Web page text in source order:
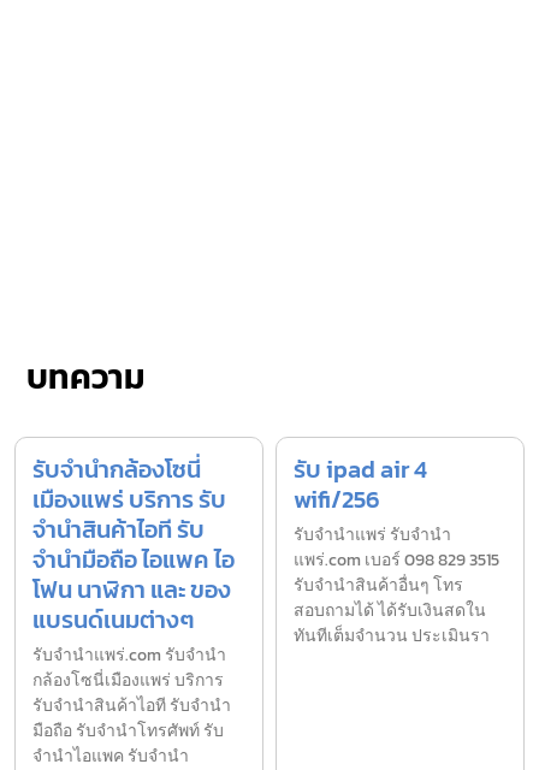
บทความ
รับจำนำกล้องโซนี่
เมืองแพร่ บริการ รับ
จำนำสินค้าไอที รับ
จำนำมือถือ ไอแพค ไอ
โฟน นาฬิกา และ ของ
แบรนด์เนมต่างๆ
รับจํานําแพร่.com รับจำนำ
กล้องโซนี่เมืองแพร่ บริการ
รับจำนำสินค้าไอที รับจำนำ
มือถือ รับจำนำโทรศัพท์ รับ
จำนำไอแพค รับจำนำ
รับ ipad air 4
wifi/256
รับจํานำแพร่ รับจํานํา
แพร่.com เบอร์ 098 829 3515
รับจำนำสินค้าอื่นๆ โทร
สอบถามได้ ได้รับเงินสดใน
ทันทีเต็มจำนวน ประเมินรา